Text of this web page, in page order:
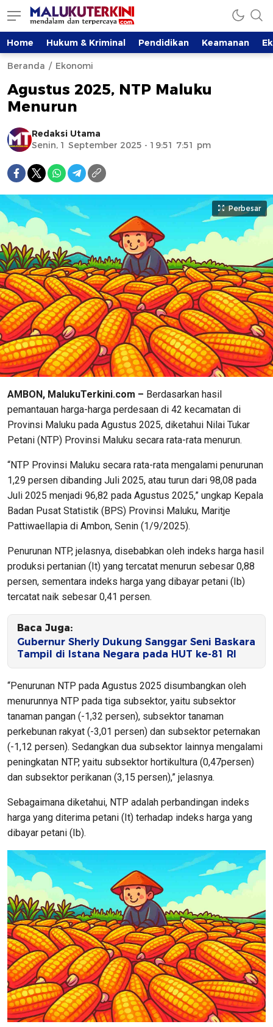
Home Hukum & Kriminal Pendidikan Keamanan
Beranda Ekonomi
Agustus 2025, NTP Maluku
Menurun
Redaksi Utama
Senin, 1 September 2025 - 19:51 7:51 pm
Perbesar
AMBON, MalukuTerkini.com – Berdasarkan hasil
pemantauan harga-harga perdesaan di 42 kecamatan di
Provinsi Maluku pada Agustus 2025, diketahui Nilai Tukar
Petani (NTP) Provinsi Maluku secara rata-rata menurun.
“NTP Provinsi Maluku secara rata-rata mengalami penurunan
1,29 persen dibanding Juli 2025, atau turun dari 98,08 pada
Juli 2025 menjadi 96,82 pada Agustus 2025,” ungkap Kepala
Badan Pusat Statistik (BPS) Provinsi Maluku, Maritje
Pattiwaellapia di Ambon, Senin (1/9/2025).
Penurunan NTP, jelasnya, disebabkan oleh indeks harga hasil
produksi pertanian (It) yang tercatat menurun sebesar 0,88
persen, sementara indeks harga yang dibayar petani (Ib)
tercatat naik sebesar 0,41 persen.
Baca Juga:
Gubernur Sherly Dukung Sanggar Seni Baskara
Tampil di Istana Negara pada HUT ke-81 RI
“Penurunan NTP pada Agustus 2025 disumbangkan oleh
menurunnya NTP pada tiga subsektor, yaitu subsektor
tanaman pangan (-1,32 persen), subsektor tanaman
perkebunan rakyat (-3,01 persen) dan subsektor peternakan
(-1,12 persen). Sedangkan dua subsektor lainnya mengalami
peningkatan NTP, yaitu subsektor hortikultura (0,47persen)
dan subsektor perikanan (3,15 persen),” jelasnya.
Sebagaimana diketahui, NTP adalah perbandingan indeks
harga yang diterima petani (It) terhadap indeks harga yang
dibayar petani (Ib).